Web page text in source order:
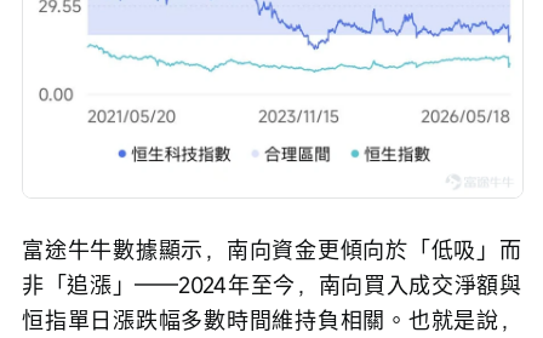
富途牛牛數據顯示，南向資金更傾向於「低吸」而
非「追漲」——2024年至今，南向買入成交淨額與
恒指單日漲跌幅多數時間維持負相關。也就是說，